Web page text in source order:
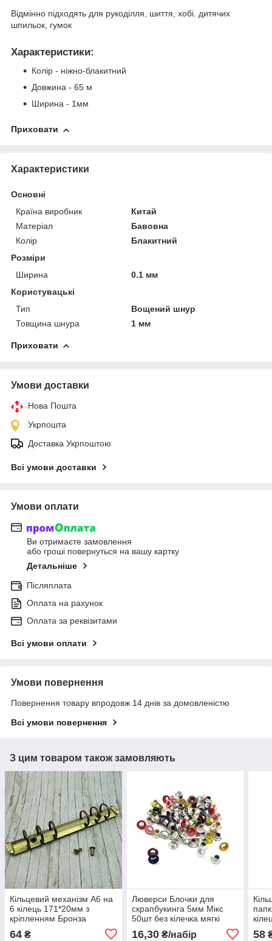
Відмінно підходять для рукоділля, шиття, хобі. дитячих
шпильок, гумок
Характеристики:
Колір - ніжно-блакитний
Довжина - 65 м
Ширина - 1мм
Приховати
Характеристики
Основні
Країна виробник
Китай
Матеріал
Бавовна
Колір
Блакитний
Розміри
Ширина
0.1 мм
Користувацькі
Тип
Вощений шнур
Товщина шнура
1 мм
Приховати
Умови доставки
Нова Пошта
Укрпошта
Доставка Укрпоштою
Всі умови доставки
Умови оплати
Ви отримаєте замовлення
або гроші повернуться на вашу картку
Детальніше
Післяплата
Оплата на рахунок
Оплата за реквізитами
Всі умови оплати
Умови повернення
Повернення товару впродовж 14 днів за домовленістю
Всі умови повернення
З цим товаром також замовляють
Кільцевий механізм А6 на
6 кілець 171*20мм з
кріпленням Бронза
64 ₴
Люверси Блочки для
скрапбукинга 5мм Мікс
50шт без кілечка мягкі
16,30₴/набір 58